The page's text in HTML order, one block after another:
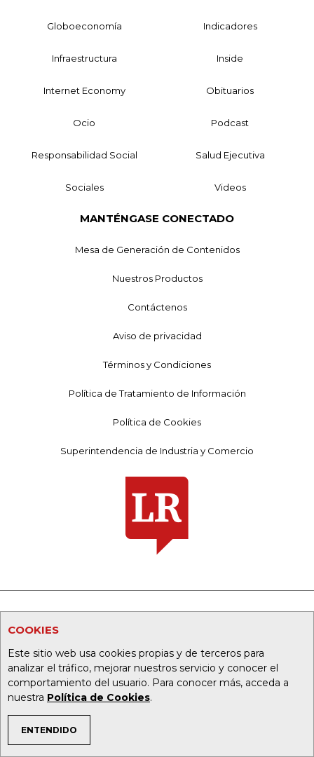
COOKIES
Este sitio web usa cookies propias y de terceros para
analizar el tráfico, mejorar nuestros servicio y conocer el
comportamiento del usuario. Para conocer más, acceda a
nuestra Política de Cookies.
ENTENDIDO
TEMAS DE INTERÉS
Globoeconomía Indicadores
Infraestructura Inside
Internet Economy Obituarios
Ocio Podcast
Responsabilidad Social Salud Ejecutiva
Sociales Videos
MANTÉNGASE CONECTADO
Mesa de Generación de Contenidos
Nuestros Productos
Contáctenos
Aviso de privacidad
Términos y Condiciones
Política de Tratamiento de Información
Política de Cookies
Superintendencia de Industria y Comercio
asuntoslegales.com.co
agronegocios.co
firmasdeabogados.com